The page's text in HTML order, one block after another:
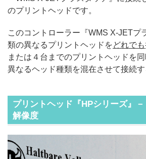
のプリントヘッドです。
このコントローラー『WMS X-JETプ
類の異なるプリントヘッドをどれでも
または４台までのプリントヘッドを同
異なるヘッド種類を混在させて接続す
プリントヘッド『HPシリーズ』
解像度